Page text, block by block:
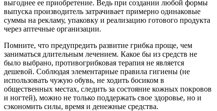
выгоднее ее приобретение. Ведь при создании любой формы
выпуска производитель затрачивает примерно одинаковые
суммы на рекламу, упаковку и реализацию готового продукта
через аптечные организации.
Помните, что предупредить развитие грибка проще, чем
заниматься длительным лечением. Какое бы из средств не
было выбрано, противогрибковая терапия не является
дешевой. Соблюдая элементарные правила гигиены (не
использовать чужую обувь, не ходить босиком в
общественных местах, следить за состояние кожных покровов
и ногтей), можно не только поддержать свое здоровье, но и
сэкономить силы, время и денежные средства.